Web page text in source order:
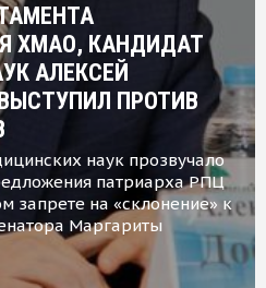
ХМАО, КАНДИДАТ
АЛЕКСЕЙ
ПРОТИВ
наук прозвучало
патриарха РПЦ
запрете на «склонение» к
Маргариты